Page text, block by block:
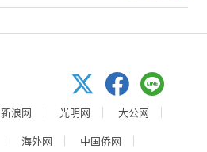
新浪网 光明网
大公网
海外网
中国侨网